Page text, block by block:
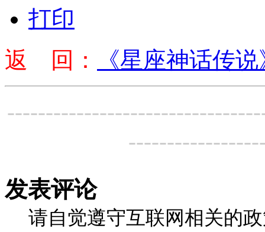
打印
返 回：
《星座神话传
发表评论
请自觉遵守互联网相关的